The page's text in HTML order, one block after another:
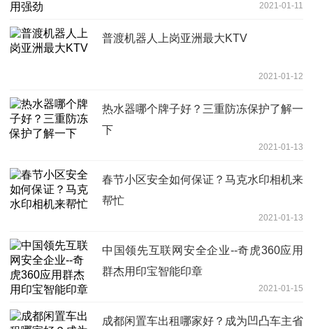
2021-01-11
普渡机器人上岗亚洲最大KTV
2021-01-12
热水器哪个牌子好？三重防冻保护了解一
下
2021-01-13
春节小区安全如何保证？马克水印相机来
帮忙
2021-01-13
中国领先互联网安全企业--奇虎360应用
群杰用印宝智能印章
2021-01-15
成都闲置车出租哪家好？成为凹凸车主省